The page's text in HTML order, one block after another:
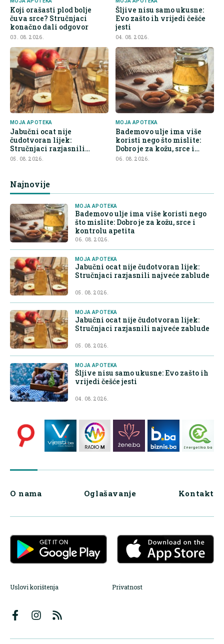
Koji orašasti plod bolje
čuva srce? Stručnjaci
konačno dali odgovor
03. 08. 2026.
Šljive nisu samo ukusne:
Evo zašto ih vrijedi češće
jesti
04. 08. 2026.
MOJA APOTEKA
Jabučni ocat nije
čudotvoran lijek:
Stručnjaci razjasnili
najveće zablude
05. 08. 2026.
MOJA APOTEKA
Bademovo ulje ima više
koristi nego što mislite:
Dobro je za kožu, srce i
kontrolu apetita
06. 08. 2026.
Najnovije
MOJA APOTEKA
Bademovo ulje ima više koristi nego
što mislite: Dobro je za kožu, srce i
kontrolu apetita
06. 08. 2026.
MOJA APOTEKA
Jabučni ocat nije čudotvoran lijek:
Stručnjaci razjasnili najveće zablude
05. 08. 2026.
MOJA APOTEKA
Jabučni ocat nije čudotvoran lijek:
Stručnjaci razjasnili najveće zablude
05. 08. 2026.
MOJA APOTEKA
Šljive nisu samo ukusne: Evo zašto ih
vrijedi češće jesti
04. 08. 2026.
O nama Oglašavanje Kontakt
Uslovi korištenja Privatnost